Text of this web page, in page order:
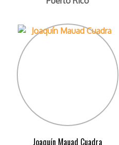
Joaquín Mauad Cuadra